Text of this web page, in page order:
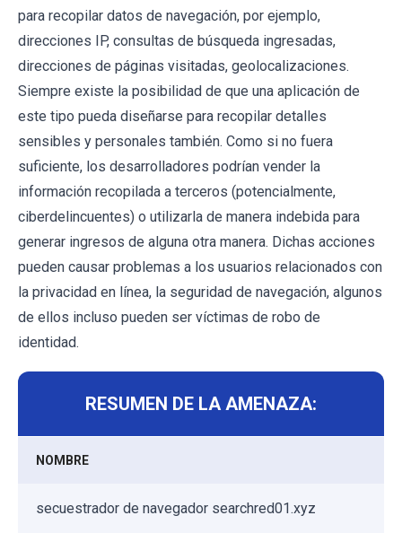
para recopilar datos de navegación, por ejemplo,
direcciones IP, consultas de búsqueda ingresadas,
direcciones de páginas visitadas, geolocalizaciones.
Siempre existe la posibilidad de que una aplicación de
este tipo pueda diseñarse para recopilar detalles
sensibles y personales también. Como si no fuera
suficiente, los desarrolladores podrían vender la
información recopilada a terceros (potencialmente,
ciberdelincuentes) o utilizarla de manera indebida para
generar ingresos de alguna otra manera. Dichas acciones
pueden causar problemas a los usuarios relacionados con
la privacidad en línea, la seguridad de navegación, algunos
de ellos incluso pueden ser víctimas de robo de
identidad.
RESUMEN DE LA AMENAZA:
NOMBRE
secuestrador de navegador searchred01.xyz